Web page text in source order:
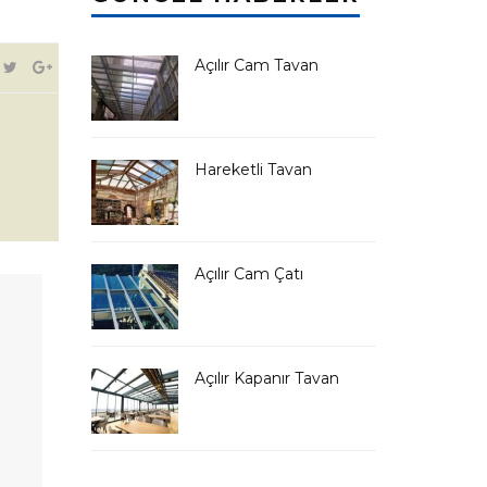
Açılır Cam Tavan
Hareketli Tavan
Açılır Cam Çatı
Açılır Kapanır Tavan